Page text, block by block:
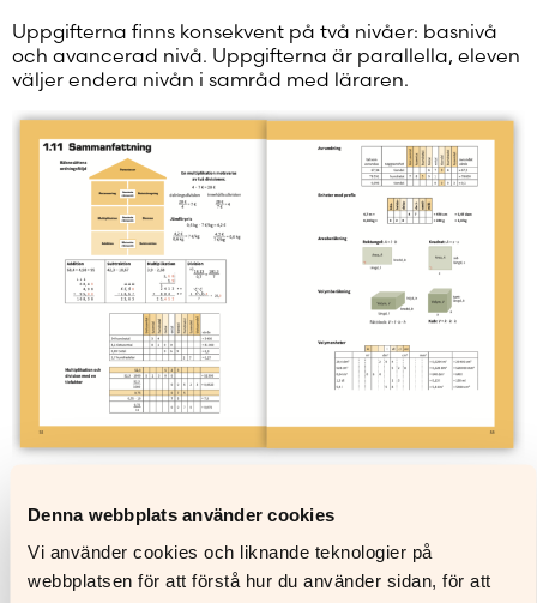
Denna webbplats använder cookies
Vi använder cookies och liknande teknologier på
webbplatsen för att förstå hur du använder sidan, för att
Uppgifterna finns konsekvent på två nivåer: basnivå
och avancerad nivå. Uppgifterna är parallella, eleven
väljer endera nivån i samråd med läraren.
Uppgifterna är indelade i deluppgifter som behandlar
samma stoff, så att a-uppgiften är lättast och d-